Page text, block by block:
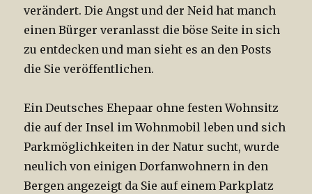
verändert. Die Angst und der Neid hat manch
einen Bürger veranlasst die böse Seite in sich
zu entdecken und man sieht es an den Posts
die Sie veröffentlichen.
Ein Deutsches Ehepaar ohne festen Wohnsitz
die auf der Insel im Wohnmobil leben und sich
Parkmöglichkeiten in der Natur sucht, wurde
neulich von einigen Dorfanwohnern in den
Bergen angezeigt da Sie auf einem Parkplatz